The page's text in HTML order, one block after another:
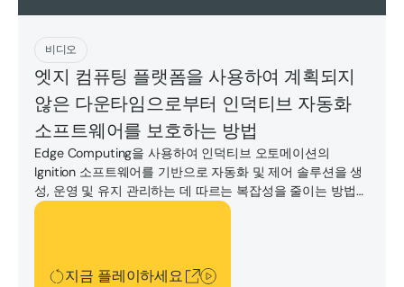
비디오
엣지 컴퓨팅 플랫폼을 사용하여 계획되지
않은 다운타임으로부터 인덕티브 자동화
소프트웨어를 보호하는 방법
Edge Computing을 사용하여 인덕티브 오토메이션의
Ignition 소프트웨어를 기반으로 자동화 및 제어 솔루션을 생
성, 운영 및 유지 관리하는 데 따르는 복잡성을 줄이는 방법을
설명하는 이 비디오를 시청하십시오.
지금 플레이하세요
지금 플레이하세요
지금 플레이하세요